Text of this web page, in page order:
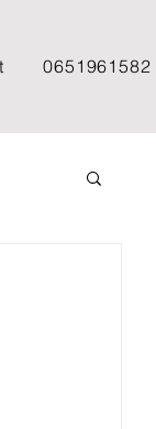
0651961582